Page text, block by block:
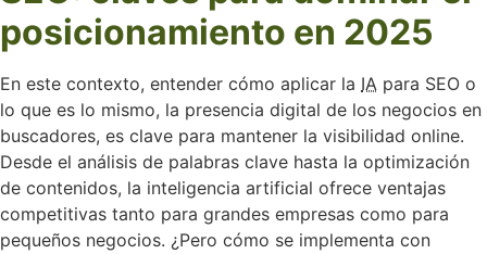
posicionamiento en 2025
En este contexto, entender cómo aplicar la IA para SEO o
lo que es lo mismo, la presencia digital de los negocios en
buscadores, es clave para mantener la visibilidad online.
Desde el análisis de palabras clave hasta la optimización
de contenidos, la inteligencia artificial ofrece ventajas
competitivas tanto para grandes empresas como para
pequeños negocios. ¿Pero cómo se implementa con